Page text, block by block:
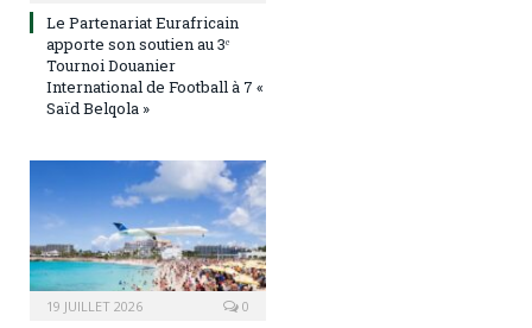
Le Partenariat Eurafricain
apporte son soutien au 3ᵉ
Tournoi Douanier
International de Football à 7 «
Saïd Belqola »
19 JUILLET 2026 0